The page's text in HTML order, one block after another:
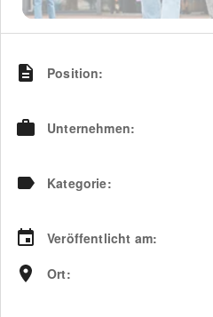
Position:
Unternehmen:
Kategorie:
Veröffentlicht am:
Ort: